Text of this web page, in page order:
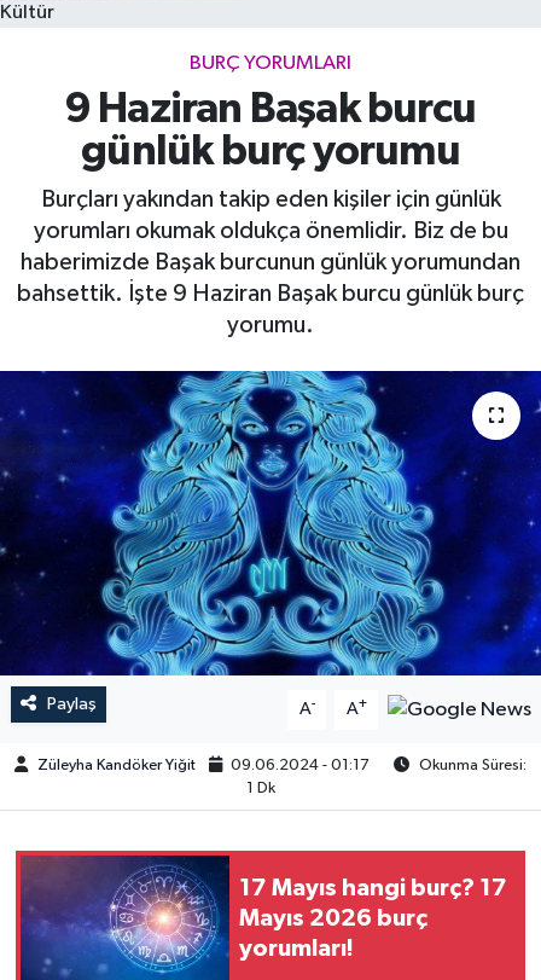
Kültür
BURÇ YORUMLARI
9 Haziran Başak burcu
günlük burç yorumu
Burçları yakından takip eden kişiler için günlük
yorumları okumak oldukça önemlidir. Biz de bu
haberimizde Başak burcunun günlük yorumundan
bahsettik. İşte 9 Haziran Başak burcu günlük burç
yorumu.
Paylaş A- A+
Züleyha Kandöker Yiğit 09.06.2024 - 01:17
Okunma Süresi:
1 Dk
17 Mayıs hangi burç? 17
Mayıs 2026 burç
yorumları!